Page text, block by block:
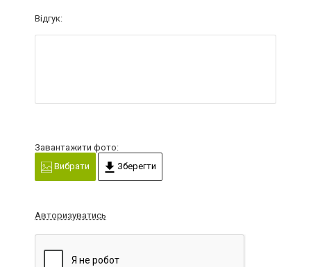
Відгук:
Завантажити фото:
Вибрати
Зберегти
Авторизуватись